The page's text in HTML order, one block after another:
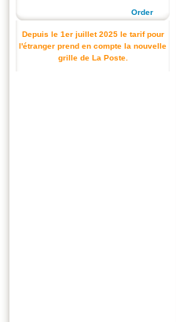
Order
Depuis le 1er juillet 2025 le tarif pour
l'étranger prend en compte la nouvelle
grille de La Poste.